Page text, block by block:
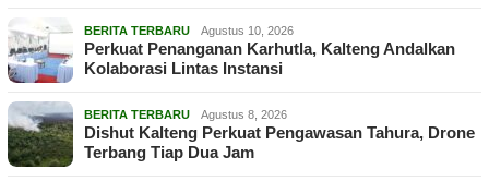
BERITA TERBARU Agustus 10, 2026
Perkuat Penanganan Karhutla, Kalteng Andalkan
Kolaborasi Lintas Instansi
BERITA TERBARU Agustus 8, 2026
Dishut Kalteng Perkuat Pengawasan Tahura, Drone
Terbang Tiap Dua Jam